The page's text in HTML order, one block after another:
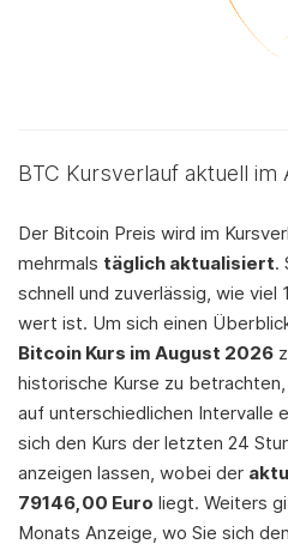
BTC Kursverlauf aktuell im
Der Bitcoin Preis wird im
mehrmals täglich aktualisiert.
schnell und zuverlässig, wie viel
wert ist. Um sich einen
Bitcoin Kurs im August 2026
historische Kurse zu
auf unterschiedlichen Intervalle
sich den Kurs der letzten 24
anzeigen lassen, wobei der
79146,00 Euro liegt. Weiters
Monats Anzeige, wo Sie sich